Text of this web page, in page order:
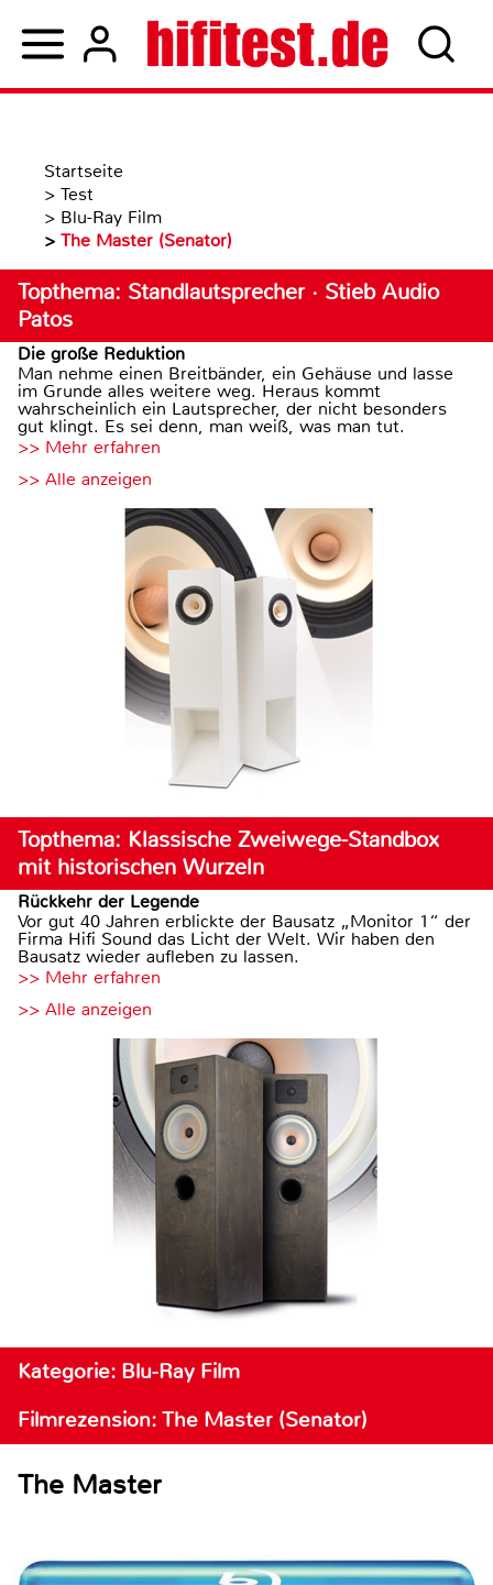
Startseite
> Test
> Blu-Ray Film
> The Master (Senator)
Topthema: Standlautsprecher · Stieb Audio
Patos
Die große Reduktion
Man nehme einen Breitbänder, ein Gehäuse und lasse
im Grunde alles weitere weg. Heraus kommt
wahrscheinlich ein Lautsprecher, der nicht besonders
gut klingt. Es sei denn, man weiß, was man tut.
>> Mehr erfahren
>> Alle anzeigen
Topthema: Klassische Zweiwege-Standbox
mit historischen Wurzeln
Rückkehr der Legende
Vor gut 40 Jahren erblickte der Bausatz „Monitor 1“ der
Firma Hifi Sound das Licht der Welt. Wir haben den
Bausatz wieder aufleben zu lassen.
>> Mehr erfahren
>> Alle anzeigen
Kategorie: Blu-Ray Film
Filmrezension: The Master (Senator)
The Master